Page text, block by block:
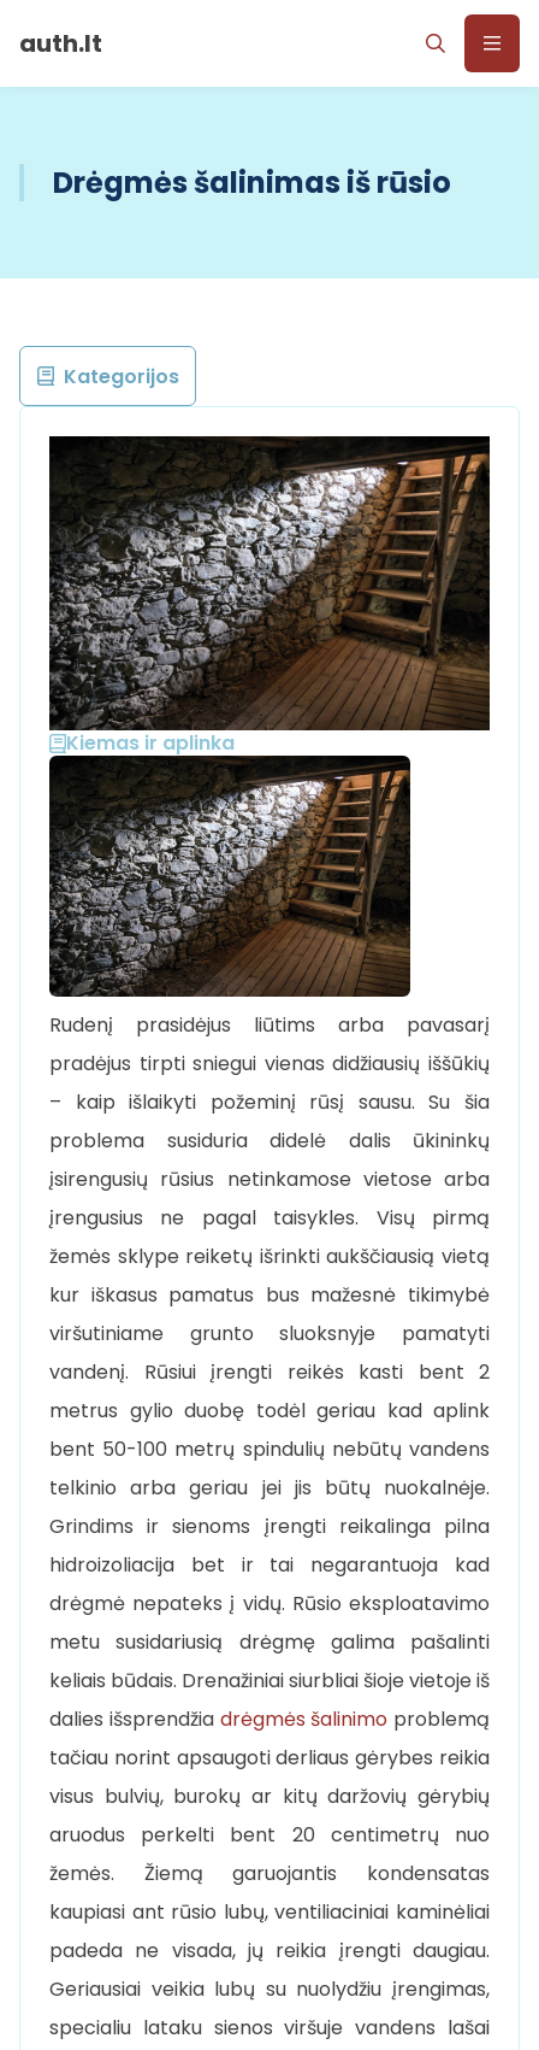
auth.lt
Drėgmės šalinimas iš rūsio
Kiemas ir aplinka
Rudenį prasidėjus liūtims arba pavasarį
pradėjus tirpti sniegui vienas didžiausių iššūkių
– kaip išlaikyti požeminį rūsį sausu. Su šia
problema susiduria didelė dalis ūkininkų
įsirengusių rūsius netinkamose vietose arba
įrengusius ne pagal taisykles. Visų pirmą
žemės sklype reiketų išrinkti aukščiausią vietą
kur iškasus pamatus bus mažesnė tikimybė
viršutiniame grunto sluoksnyje pamatyti
vandenį. Rūsiui įrengti reikės kasti bent 2
metrus gylio duobę todėl geriau kad aplink
bent 50-100 metrų spindulių nebūtų vandens
telkinio arba geriau jei jis būtų nuokalnėje.
Grindims ir sienoms įrengti reikalinga pilna
hidroizoliacija bet ir tai negarantuoja kad
drėgmė nepateks į vidų. Rūsio eksploatavimo
metu susidariusią drėgmę galima pašalinti
keliais būdais. Drenažiniai siurbliai šioje vietoje iš
dalies išsprendžia drėgmės šalinimo problemą
tačiau norint apsaugoti derliaus gėrybes reikia
visus bulvių, burokų ar kitų daržovių gėrybių
aruodus perkelti bent 20 centimetrų nuo
žemės. Žiemą garuojantis kondensatas
kaupiasi ant rūsio lubų, ventiliaciniai kaminėliai
padeda ne visada, jų reikia įrengti daugiau.
Geriausiai veikia lubų su nuolydžiu įrengimas,
specialiu lataku sienos viršuje vandens lašai
Kategorijos